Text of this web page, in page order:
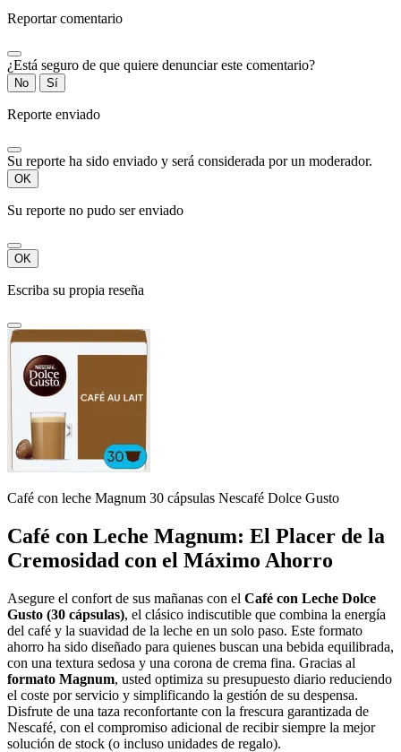
Reportar comentario
¿Está seguro de que quiere denunciar este comentario?
No Sí
Reporte enviado
Su reporte ha sido enviado y será considerada por un moderador.
OK
Su reporte no pudo ser enviado
OK
Escriba su propia reseña
Café con leche Magnum 30 cápsulas Nescafé Dolce Gusto
Café con Leche Magnum: El Placer de la
Cremosidad con el Máximo Ahorro
Asegure el confort de sus mañanas con el Café con Leche Dolce
Gusto (30 cápsulas), el clásico indiscutible que combina la energía
del café y la suavidad de la leche en un solo paso. Este formato
ahorro ha sido diseñado para quienes buscan una bebida equilibrada,
con una textura sedosa y una corona de crema fina. Gracias al
formato Magnum, usted optimiza su presupuesto diario reduciendo
el coste por servicio y simplificando la gestión de su despensa.
Disfrute de una taza reconfortante con la frescura garantizada de
Nescafé, con el compromiso adicional de recibir siempre la mejor
solución de stock (o incluso unidades de regalo).